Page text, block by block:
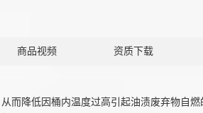
商品视频 资质下载
而降低因桶内温度过高引起油渍废弃物自燃